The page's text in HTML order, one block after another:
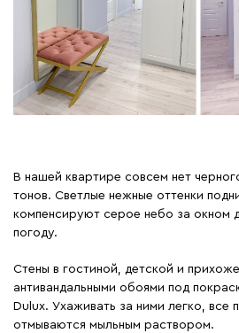
В нашей квартире совсем нет
тонов. Светлые нежные оттенки
компенсируют серое небо за окном
погоду.
Стены в гостиной, детской и
антивандальными обоями под
Dulux. Ухаживать за ними легко, все
отмываются мыльным раствором.